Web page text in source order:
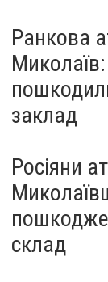
Ранкова
заклад
Росіяни
склад